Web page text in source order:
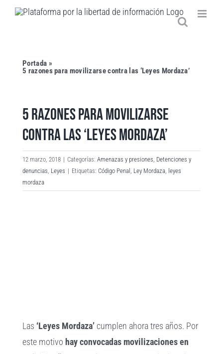
Saltar
Portada »
5 razones para movilizarse contra las ‘Leyes Mordaza’
5 RAZONES PARA MOVILIZARSE
CONTRA LAS ‘LEYES MORDAZA’
12 marzo, 2018 | Categorías:Amenazas y presiones Detenciones y
denuncias Leyes | Etiquetas:Código Penal Ley Mordaza leyes
mordaza
Las ‘Leyes Mordaza’ cumplen ahora tres años. Por
este motivo hay convocadas movilizaciones en